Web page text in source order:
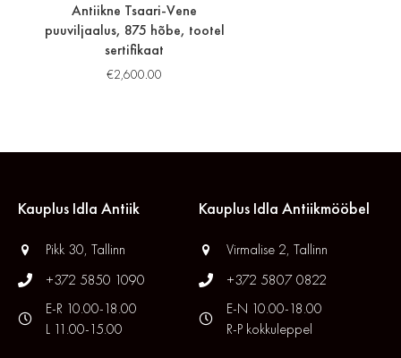
Antiikne Tsaari-Vene
puuviljaalus, 875 hõbe, tootel
sertifikaat
€2,600.00
Kauplus Idla Antiik
Pikk 30, Tallinn
+372 5850 1090
E-R 10.00-18.00
L 11.00-15.00
Kauplus Idla Antiikmööbel
Virmalise 2, Tallinn
+372 5807 0822
E-N 10.00-18.00
R-P kokkuleppel